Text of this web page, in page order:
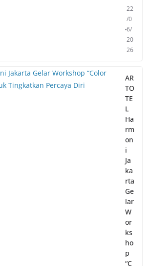
22
/0
6/
20
26
AR
TO
TE
L
Ha
rm
on
i
Ja
ka
rta
Ge
lar
W
or
ks
ho
p
“C